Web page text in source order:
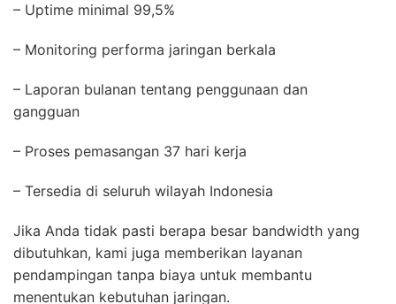
– Uptime minimal 99,5%
– Monitoring performa jaringan berkala
– Laporan bulanan tentang penggunaan dan
gangguan
– Proses pemasangan 37 hari kerja
– Tersedia di seluruh wilayah Indonesia
Jika Anda tidak pasti berapa besar bandwidth yang
dibutuhkan, kami juga memberikan layanan
pendampingan tanpa biaya untuk membantu
menentukan kebutuhan jaringan.